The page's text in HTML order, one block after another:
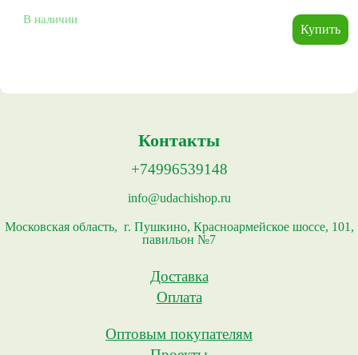
В наличии
Контакты
+74996539148
info@udachishop.ru
Московская область, г. Пушкино, Красноармейское шоссе, 101,
павильон №7
Доставка
Оплата
Оптовым покупателям